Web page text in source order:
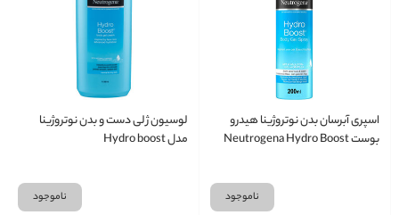
اسپری آبرسان بدن نوتروژینا هیدرو
بوست Neutrogena Hydro Boost
ناموجود
لوسیون ژلی دست و بدن نوتروژینا
مدل Hydro boost
ناموجود